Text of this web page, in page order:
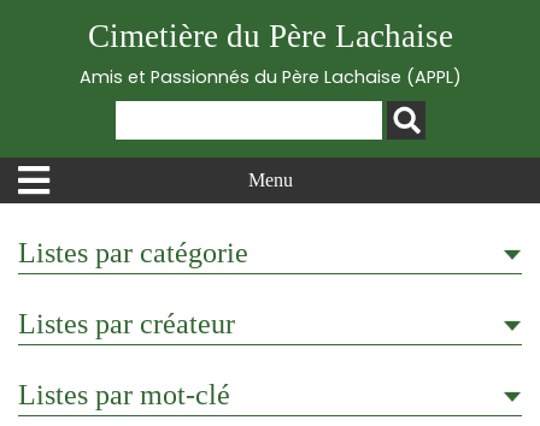
Cimetière du Père Lachaise
Amis et Passionnés du Père Lachaise (APPL)
Menu
Listes par catégorie
Listes par créateur
Listes par mot-clé